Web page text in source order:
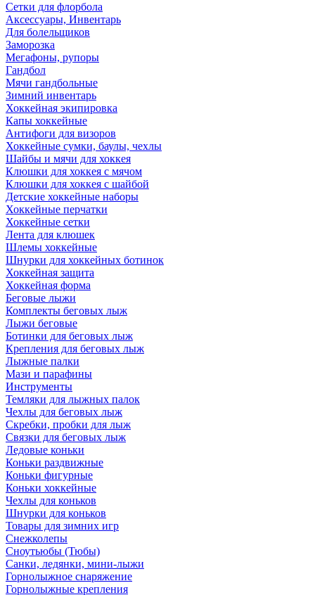
Сетки для флорбола
Аксессуары, Инвентарь
Для болельщиков
Заморозка
Мегафоны, рупоры
Гандбол
Мячи гандбольные
Зимний инвентарь
Хоккейная экипировка
Капы хоккейные
Антифоги для визоров
Хоккейные сумки, баулы, чехлы
Шайбы и мячи для хоккея
Клюшки для хоккея с мячом
Клюшки для хоккея с шайбой
Детские хоккейные наборы
Хоккейные перчатки
Хоккейные сетки
Лента для клюшек
Шлемы хоккейные
Шнурки для хоккейных ботинок
Хоккейная защита
Хоккейная форма
Беговые лыжи
Комплекты беговых лыж
Лыжи беговые
Ботинки для беговых лыж
Крепления для беговых лыж
Лыжные палки
Мази и парафины
Инструменты
Темляки для лыжных палок
Чехлы для беговых лыж
Скребки, пробки для лыж
Связки для беговых лыж
Ледовые коньки
Коньки раздвижные
Коньки фигурные
Коньки хоккейные
Чехлы для коньков
Шнурки для коньков
Товары для зимних игр
Снежколепы
Сноутьюбы (Тюбы)
Санки, ледянки, мини-лыжи
Горнолыжное снаряжение
Горнолыжные крепления